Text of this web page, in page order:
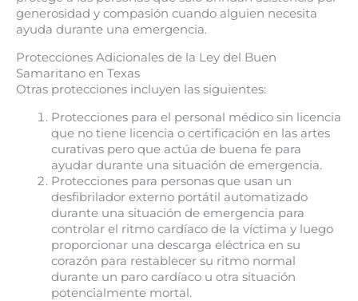
generosidad y compasión cuando alguien necesita
ayuda durante una emergencia.
Protecciones Adicionales de la Ley del Buen
Samaritano en Texas
Otras protecciones incluyen las siguientes:
Protecciones para el personal médico sin licencia
que no tiene licencia o certificación en las artes
curativas pero que actúa de buena fe para
ayudar durante una situación de emergencia.
Protecciones para personas que usan un
desfibrilador externo portátil automatizado
durante una situación de emergencia para
controlar el ritmo cardíaco de la víctima y luego
proporcionar una descarga eléctrica en su
corazón para restablecer su ritmo normal
durante un paro cardíaco u otra situación
potencialmente mortal.